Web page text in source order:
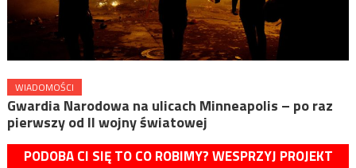
WIADOMOŚCI
Gwardia Narodowa na ulicach Minneapolis – po raz
pierwszy od II wojny światowej
PODOBA CI SIĘ TO CO ROBIMY? WESPRZYJ PROJEKT